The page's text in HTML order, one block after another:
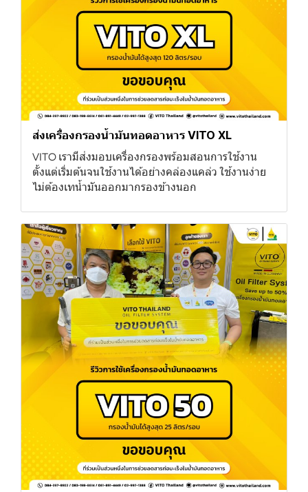
ส่งเครื่องกรองน้ำมันทอดอาหาร VITO XL
VITO เรามีส่งมอบเครื่องกรองพร้อมสอนการใช้งาน
ตั้งแต่เริ่มต้นจนใช้งานได้อย่างคล่องแคล่ว ใช้งานง่าย
ไม่ต้องเทน้ำมันออกมากรองข้างนอก